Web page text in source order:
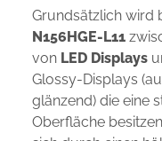
Grundsätzlich wird
N156HGE-L11
von LED Displays
Glossy-Displays
glänzend) die eine
Oberfläche